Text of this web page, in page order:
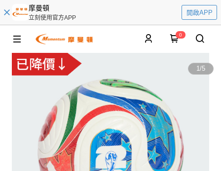
摩曼頓
立刻使用官方APP
開啟APP
0
1/5